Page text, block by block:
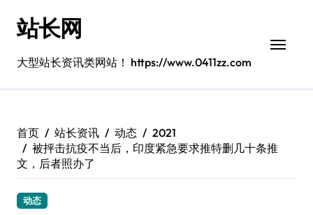
站长网
大型站长资讯类网站！ https://www.0411zz.com
首页 站长资讯 动态
2021
被抨击抗疫不当后，印度紧急要求推特删几十条推
文，后者照办了
动态